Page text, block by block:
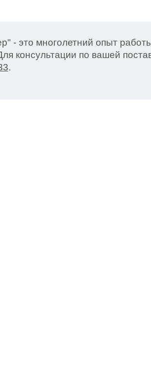
- это многолетний опыт
консультации по вашей
.